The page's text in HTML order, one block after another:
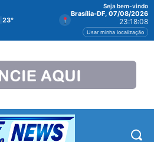
23°
Seja bem-vindo
Brasília-DF, 07/08/2026
23:18:09
Usar minha localização